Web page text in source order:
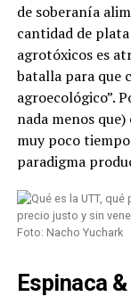
de soberanía
cantidad de
agrotóxicos es
batalla para que
agroecológico”.
nada menos
muy poco
paradigma
Foto: Nacho Yuchark
Espinaca